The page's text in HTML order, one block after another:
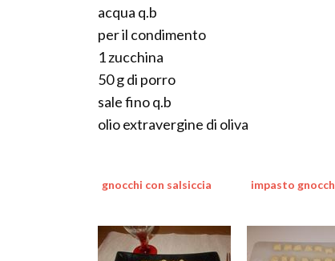
acqua q.b
per il condimento
1 zucchina
50 g di porro
sale fino q.b
olio extravergine di oliva
gnocchi con salsiccia impasto